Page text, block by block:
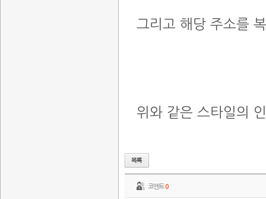
그리고 해당 주소를
위와 같은 스타일의
코멘트0